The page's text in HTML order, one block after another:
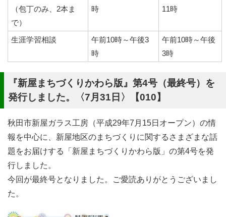
（包丁のみ、2本ま
で）
時
11時
生涯学習相談
午前10時～午後3
時
午前10時～午後
3時
『新屋まちづくりかわら版』第4号（最終号）を
発行しました。〈7月31日〉【010】
秋田市新屋ガラス工房（平成29年7月15日オープン）の情
報を中心に、新屋地区のまちづくりに関するさまざまな話
題をお届けする「新屋まちづくりかわら版」の第4号を発
行しました。
今回が最終号となりました。ご愛読ありがとうございまし
た。